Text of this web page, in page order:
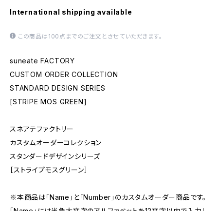
International shipping available
この商品は100点までのご注文とさせていただきます。
suneate FACTORY
CUSTOM ORDER COLLECTION
STANDARD DESIGN SERIES
[STRIPE MOS GREEN]
スネアテファクトリー
カスタムオーダーコレクション
スタンダードデザインシリーズ
［ストライプモスグリーン］
※本商品は「Name」と「Number」のカスタムオーダー商品です。